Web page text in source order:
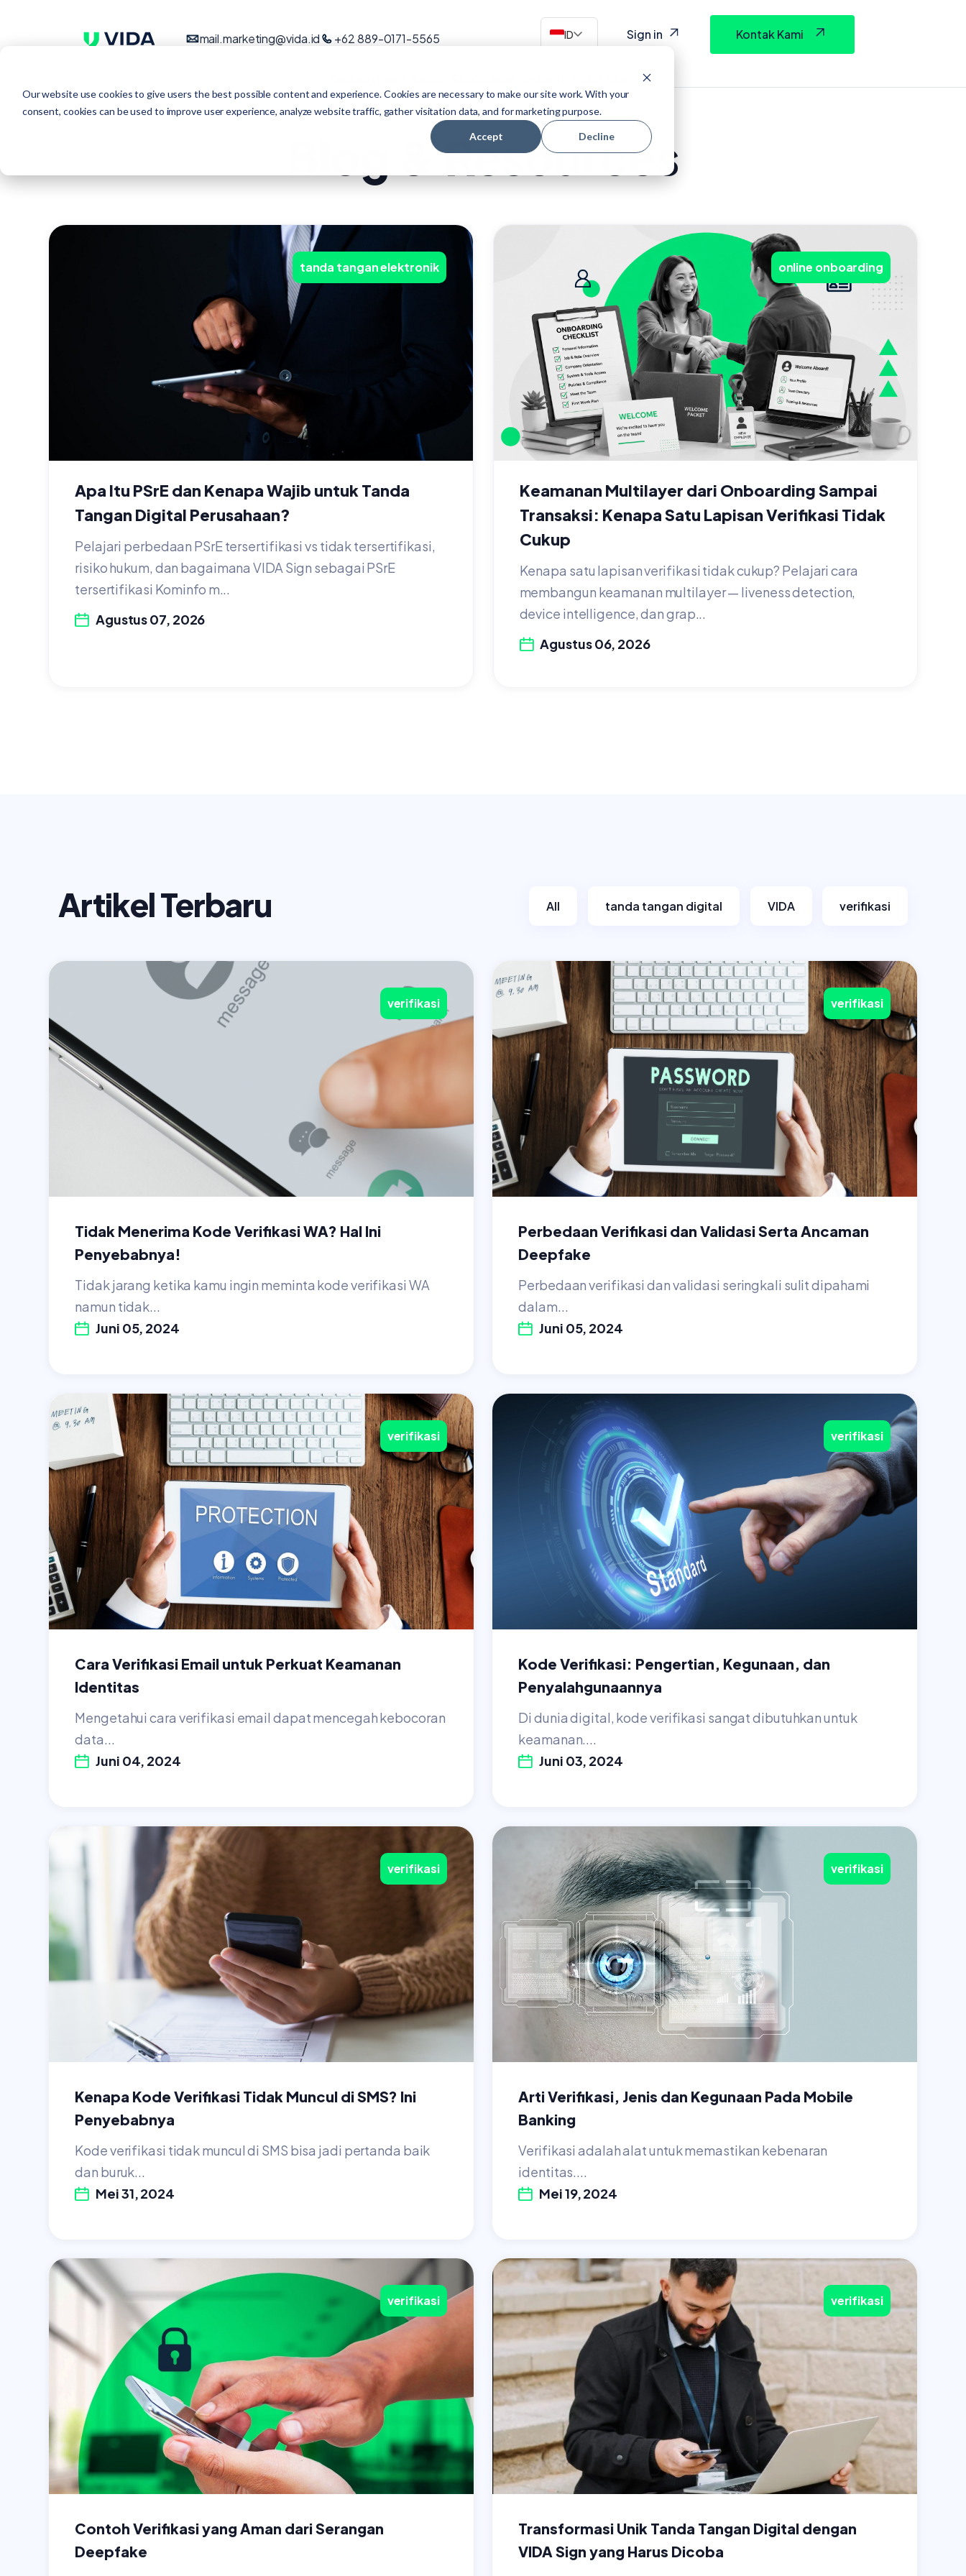
Our website use cookies to give users the best possible content and experience. Cookies are necessary to make our site work. With your
consent, cookies can be used to improve user experience, analyze website traffic, gather visitation data, and for marketing purpose.
Accept Decline
mail.marketing@vida.id +62 889-0171-5565 ID Sign in Kontak Kami
Blog & Resources
tanda tangan elektronik
Apa Itu PSrE dan Kenapa Wajib untuk Tanda
Tangan Digital Perusahaan?
Pelajari perbedaan PSrE tersertifikasi vs tidak tersertifikasi,
risiko hukum, dan bagaimana VIDA Sign sebagai PSrE
tersertifikasi Kominfo m...
Agustus 07, 2026
online onboarding
Keamanan Multilayer dari Onboarding Sampai
Transaksi: Kenapa Satu Lapisan Verifikasi Tidak
Cukup
Kenapa satu lapisan verifikasi tidak cukup? Pelajari cara
membangun keamanan multilayer — liveness detection,
device intelligence, dan grap...
Agustus 06, 2026
Artikel Terbaru All tanda tangan digital VIDA verifikasi
verifikasi
Tidak Menerima Kode Verifikasi WA? Hal Ini
Penyebabnya!
Tidak jarang ketika kamu ingin meminta kode verifikasi WA
namun tidak...
Juni 05, 2024
verifikasi
Perbedaan Verifikasi dan Validasi Serta Ancaman
Deepfake
Perbedaan verifikasi dan validasi seringkali sulit dipahami
dalam...
Juni 05, 2024
verifikasi
Cara Verifikasi Email untuk Perkuat Keamanan
Identitas
Mengetahui cara verifikasi email dapat mencegah kebocoran
data...
Juni 04, 2024
verifikasi
Kode Verifikasi: Pengertian, Kegunaan, dan
Penyalahgunaannya
Di dunia digital, kode verifikasi sangat dibutuhkan untuk
keamanan....
Juni 03, 2024
verifikasi
Kenapa Kode Verifikasi Tidak Muncul di SMS? Ini
Penyebabnya
Kode verifikasi tidak muncul di SMS bisa jadi pertanda baik
dan buruk...
Mei 31, 2024
verifikasi
Arti Verifikasi, Jenis dan Kegunaan Pada Mobile
Banking
Verifikasi adalah alat untuk memastikan kebenaran
identitas....
Mei 19, 2024
verifikasi
Contoh Verifikasi yang Aman dari Serangan
Deepfake
verifikasi
Transformasi Unik Tanda Tangan Digital dengan
VIDA Sign yang Harus Dicoba